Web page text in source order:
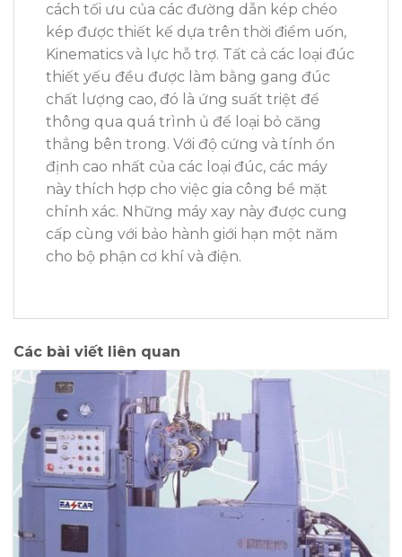
cách tối ưu của các đường dẫn kép chéo
kép được thiết kế dựa trên thời điểm uốn,
Kinematics và lực hỗ trợ. Tất cả các loại đúc
thiết yếu đều được làm bằng gang đúc
chất lượng cao, đó là ứng suất triệt để
thông qua quá trình ủ để loại bỏ căng
thẳng bên trong. Với độ cứng và tính ổn
định cao nhất của các loại đúc, các máy
này thích hợp cho việc gia công bề mặt
chính xác. Những máy xay này được cung
cấp cùng với bảo hành giới hạn một năm
cho bộ phận cơ khí và điện.
Các bài viết liên quan